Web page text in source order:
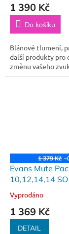
1 390 Kč
Do košíku
Blánové tlumení,
další produkty pro
změnu vašeho
1 379 Kč
Evans Mute
10,12,14,14
Vyprodáno
1 369 Kč
DETAIL